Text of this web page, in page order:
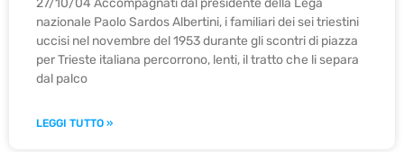
27/10/04 Accompagnati dal presidente della Lega
nazionale Paolo Sardos Albertini, i familiari dei sei triestini
uccisi nel novembre del 1953 durante gli scontri di piazza
per Trieste italiana percorrono, lenti, il tratto che li separa
dal palco
LEGGI TUTTO »